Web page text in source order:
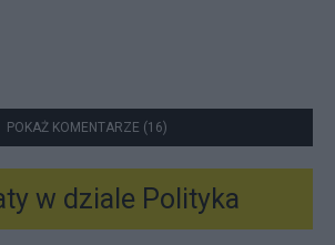
POKAŻ KOMENTARZE (16)
w dziale Polityka